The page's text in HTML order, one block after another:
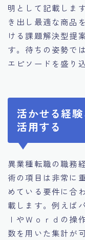
明として記載しま
き出し最適な商品
ける課題解決型提
す。待ちの姿勢で
エピソードを盛り
活かせる経
活用する
異業種転職の職務
術の項目は非常に
めている要件に合
載します。例えば
ｌやＷｏｒｄの操
数を用いた集計が